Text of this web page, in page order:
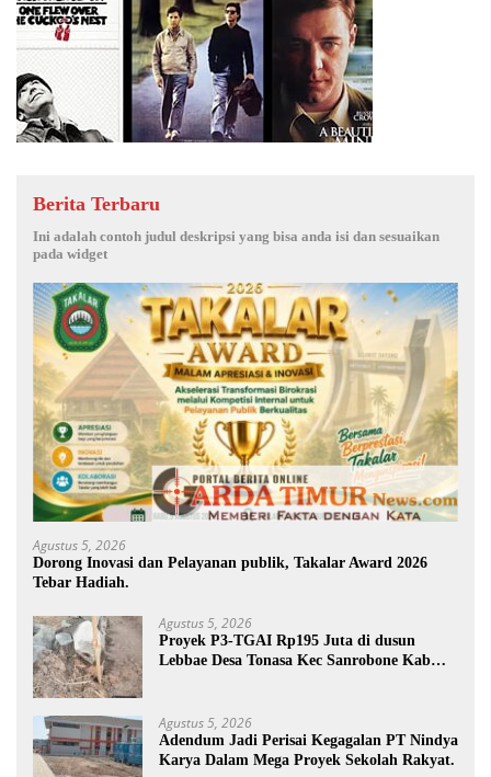
Berita Terbaru
Ini adalah contoh judul deskripsi yang bisa anda isi dan sesuaikan
pada widget
Agustus 5, 2026
Dorong Inovasi dan Pelayanan publik, Takalar Award 2026
Tebar Hadiah.
Agustus 5, 2026
Proyek P3-TGAI Rp195 Juta di dusun
Lebbae Desa Tonasa Kec Sanrobone Kab
Agustus 5, 2026
Adendum Jadi Perisai Kegagalan PT Nindya
Karya Dalam Mega Proyek Sekolah Rakyat.